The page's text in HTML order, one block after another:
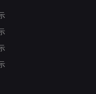
（501018）”的风险提
方达（161129）”的风险